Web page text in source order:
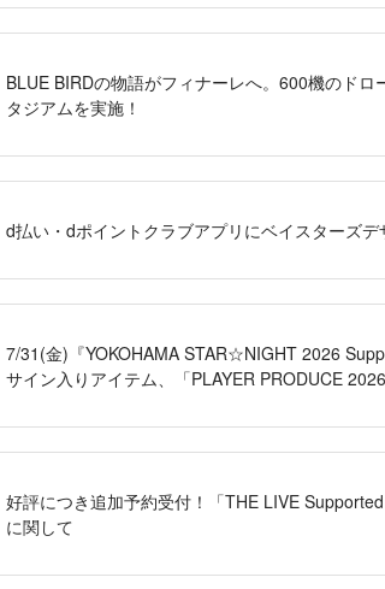
BLUE BIRDの物語がフィナーレへ。600機のド
タジアムを実施！
d払い・dポイントクラブアプリにベイスターズ
7/31(金)『YOKOHAMA STAR☆NIGHT 2026
サイン入りアイテム、「PLAYER PRODUCE
好評につき追加予約受付！「THE LIVE
に関して